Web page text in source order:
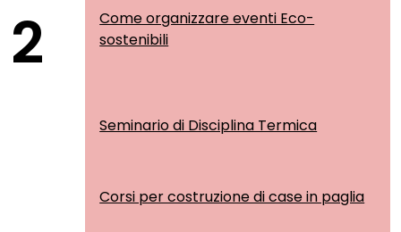
2
Come organizzare eventi Eco-
sostenibili
Seminario di Disciplina Termica
Corsi per costruzione di case in paglia